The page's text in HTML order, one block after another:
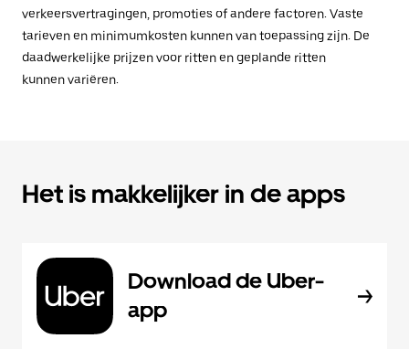
verkeersvertragingen, promoties of andere factoren. Vaste
tarieven en minimumkosten kunnen van toepassing zijn. De
daadwerkelijke prijzen voor ritten en geplande ritten
kunnen variëren.
Het is makkelijker in de apps
Download de Uber-
app